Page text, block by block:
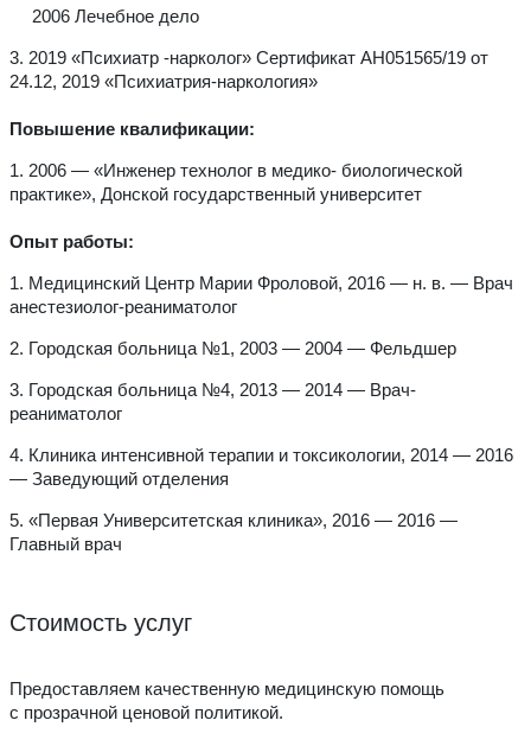
2006 Лечебное дело
3. 2019 «Психиатр -нарколог» Сертификат АН051565/19 от
24.12, 2019 «Психиатрия-наркология»
Повышение квалификации:
1. 2006 — «Инженер технолог в медико- биологической
практике», Донской государственный университет
Опыт работы:
1. Медицинский Центр Марии Фроловой, 2016 — н. в. — Врач
анестезиолог-реаниматолог
2. Городская больница №1, 2003 — 2004 — Фельдшер
3. Городская больница №4, 2013 — 2014 — Врач-
реаниматолог
4. Клиника интенсивной терапии и токсикологии, 2014 — 2016
— Заведующий отделения
5. «Первая Университетская клиника», 2016 — 2016 —
Главный врач
Стоимость услуг
Предоставляем качественную медицинскую помощь
с прозрачной ценовой политикой.